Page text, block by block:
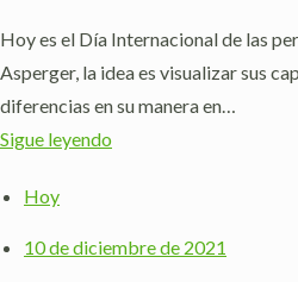
Hoy es el Día Internacional de las
Asperger, la idea es visualizar sus
diferencias en su manera en…
Sigue leyendo
Hoy
10 de diciembre de 2021